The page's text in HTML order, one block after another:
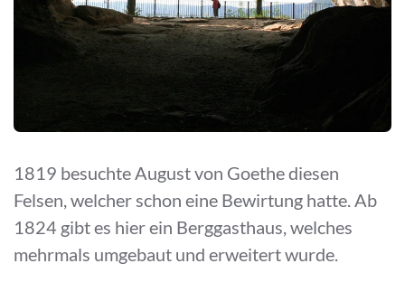
1819 besuchte August von Goethe diesen
Felsen, welcher schon eine Bewirtung hatte. Ab
1824 gibt es hier ein Berggasthaus, welches
mehrmals umgebaut und erweitert wurde.